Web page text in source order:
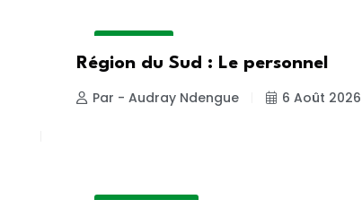
Région du Sud : Le personnel
Par - Audray Ndengue
6 Août 2026